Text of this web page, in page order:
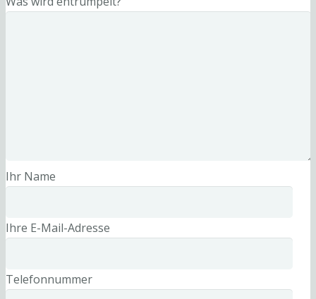
Ihr Name
Ihre E-Mail-Adresse
Telefonnummer